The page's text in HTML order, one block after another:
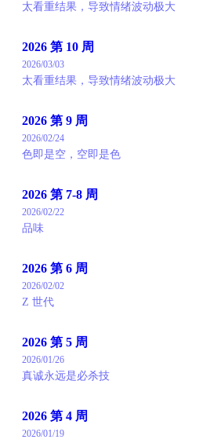
太看重结果，导致情绪波动极大
2026 第 10 周
2026/03/03
太看重结果，导致情绪波动极大
2026 第 9 周
2026/02/24
色即是空，空即是色
2026 第 7-8 周
2026/02/22
品味
2026 第 6 周
2026/02/02
Z 世代
2026 第 5 周
2026/01/26
真诚永远是必杀技
2026 第 4 周
2026/01/19